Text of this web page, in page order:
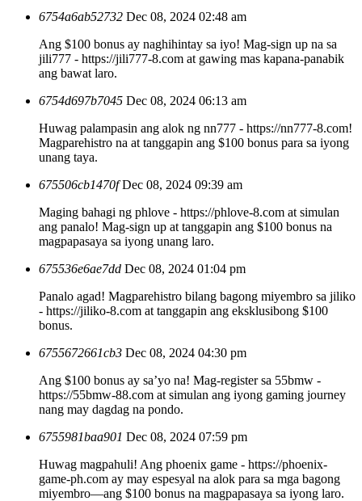
6754a6ab52732 Dec 08, 2024 02:48 am
Ang $100 bonus ay naghihintay sa iyo! Mag-sign up na sa
jili777 - https://jili777-8.com at gawing mas kapana-panabik
ang bawat laro.
6754d697b7045 Dec 08, 2024 06:13 am
Huwag palampasin ang alok ng nn777 - https://nn777-8.com!
Magparehistro na at tanggapin ang $100 bonus para sa iyong
unang taya.
675506cb1470f Dec 08, 2024 09:39 am
Maging bahagi ng phlove - https://phlove-8.com at simulan
ang panalo! Mag-sign up at tanggapin ang $100 bonus na
magpapasaya sa iyong unang laro.
675536e6ae7dd Dec 08, 2024 01:04 pm
Panalo agad! Magparehistro bilang bagong miyembro sa jiliko
- https://jiliko-8.com at tanggapin ang eksklusibong $100
bonus.
6755672661cb3 Dec 08, 2024 04:30 pm
Ang $100 bonus ay sa’yo na! Mag-register sa 55bmw -
https://55bmw-88.com at simulan ang iyong gaming journey
nang may dagdag na pondo.
6755981baa901 Dec 08, 2024 07:59 pm
Huwag magpahuli! Ang phoenix game - https://phoenix-
game-ph.com ay may espesyal na alok para sa mga bagong
miyembro—ang $100 bonus na magpapasaya sa iyong laro.